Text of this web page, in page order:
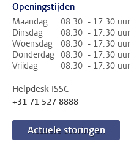
Openingstijden
Maandag
08:30 - 17:30 uur
Dinsdag
08:30 - 17:30 uur
Woensdag
08:30 - 17:30 uur
Donderdag 08:30 - 17:30 uur
Vrijdag
08:30 - 17:30 uur
Helpdesk ISSC
+31 71 527 8888
Actuele storingen